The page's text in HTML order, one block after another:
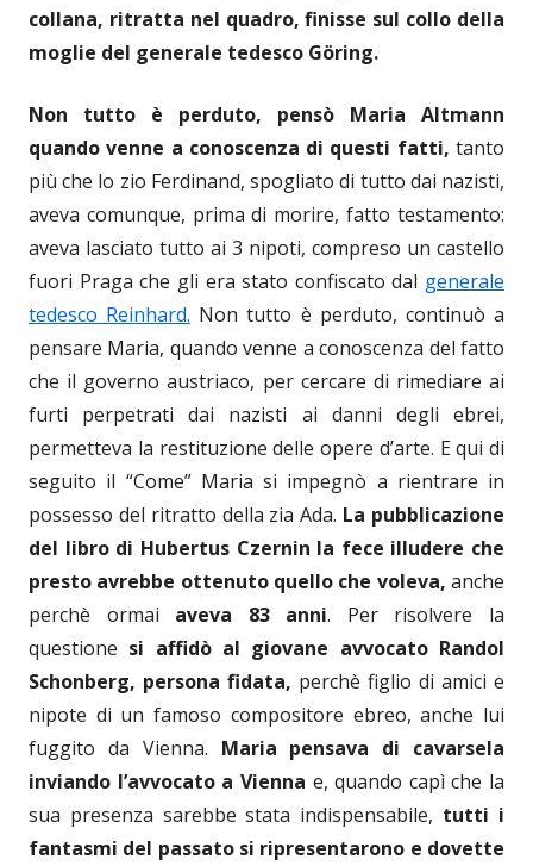
collana, ritratta nel quadro, finisse sul collo della
moglie del generale tedesco Göring.
Non tutto è perduto, pensò Maria Altmann
quando venne a conoscenza di questi fatti, tanto
più che lo zio Ferdinand, spogliato di tutto dai nazisti,
aveva comunque, prima di morire, fatto testamento:
aveva lasciato tutto ai 3 nipoti, compreso un castello
fuori Praga che gli era stato confiscato dal generale
tedesco Reinhard. Non tutto è perduto, continuò a
pensare Maria, quando venne a conoscenza del fatto
che il governo austriaco, per cercare di rimediare ai
furti perpetrati dai nazisti ai danni degli ebrei,
permetteva la restituzione delle opere d’arte. E qui di
seguito il “Come” Maria si impegnò a rientrare in
possesso del ritratto della zia Ada. La pubblicazione
del libro di Hubertus Czernin la fece illudere che
presto avrebbe ottenuto quello che voleva, anche
perchè ormai aveva 83 anni. Per risolvere la
questione si affidò al giovane avvocato Randol
Schonberg, persona fidata, perchè figlio di amici e
nipote di un famoso compositore ebreo, anche lui
fuggito da Vienna. Maria pensava di cavarsela
inviando l’avvocato a Vienna e, quando capì che la
sua presenza sarebbe stata indispensabile, tutti i
fantasmi del passato si ripresentarono e dovette